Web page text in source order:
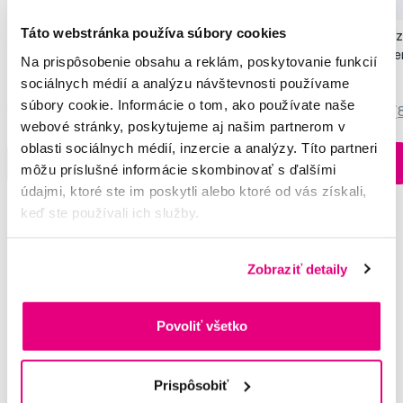
Táto webstránka používa súbory cookies
Na prispôsobenie obsahu a reklám, poskytovanie funkcií
sociálnych médií a analýzu návštevnosti používame
súbory cookie. Informácie o tom, ako používate naše
webové stránky, poskytujeme aj našim partnerom v
oblasti sociálnych médií, inzercie a analýzy. Títo partneri
môžu príslušné informácie skombinovať s ďalšími
údajmi, ktoré ste im poskytli alebo ktoré od vás získali,
keď ste používali ich služby.
Zobraziť detaily
Povoliť všetko
Prispôsobiť
GUM PAROEX zubný gél (CHX 0,12 % +
CPC 0,05 %), 75 ml
7,10 €
5,0/5 (249x)
Do košíku
Na sklade > 5 ks
Ihneď v 3 prodejnách
GUM TRAV-LER
chlorhexidínom,
6,20 €
5,0
Do košíku
Vybrané dotazy a články
Baktérie